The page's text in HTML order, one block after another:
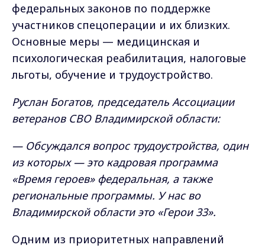
федеральных законов по поддержке
участников спецоперации и их близких.
Основные меры — медицинская и
психологическая реабилитация, налоговые
льготы, обучение и трудоустройство.
Руслан Богатов, председатель Ассоциации
ветеранов СВО Владимирской области:
— Обсуждался вопрос трудоустройства, один
из которых — это кадровая программа
«Время героев» федеральная, а также
региональные программы. У нас во
Владимирской области это «Герои 33».
Одним из приоритетных направлений